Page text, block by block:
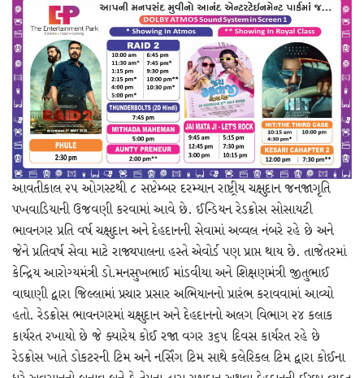
આવતીકાલ ૨૫ ઓગસ્ટથી ૮ સપ્ટેમ્બર દરમ્યાન રાષ્ટ્રીય ચક્ષુદાન જનજાગૃતિ
પખવાડિયાની ઉજવણી કરવામાં આવે છે. ઈન્ડિયન રેડક્રોસ સોસાયટી
ભાવનગર પ્રતિ વર્ષ ચક્ષુદાન અને દેહદાનની સેવામાં અવ્વલ નંબરે રહે છે અને
જેને પ્રતિવર્ષ સેવા માટે રાજ્યપાલના હસ્તે એવોર્ડ પણ પ્રાપ્ત થાય છે. તાજેતરમાં
કેન્દ્રિય આરોગ્યમંત્રી ડો.મનસુખભાઈ માંડવીયા અને શિક્ષણમંત્રી જીતુભાઈ
વાઘાણી દ્વારા જિલ્લામાં પ્રચાર પ્રસાર અભિયાનનો પ્રારંભ કરાવવામાં આવ્યો
હતો. રેડક્રોસ ભાવનગરમાં ચક્ષુદાન અને દેહદાનનો અલગ વિભાગ ૨૪ કલાક
કાર્યરત રખાયો છે જે ક્યારેય કોઈ રજા વગર ૩૬૫ દિવસ કાર્યરત રહે છે
રેડક્રોસ ખાતે ડોકટરની ટિમ અને નર્સિંગ ટિમ સાથે કલેરિકલ ટિમ દ્વારા કોઈના